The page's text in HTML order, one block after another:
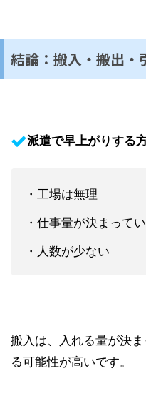
結論：搬入・搬出・
派遣で早上がりする
・工場は無理
・仕事量が決まって
・人数が少ない
搬入は、入れる量が決
る可能性が高いです。